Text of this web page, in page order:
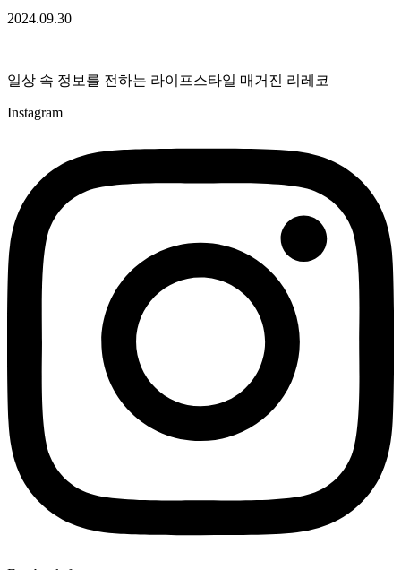
2024.09.30
일상 속 정보를 전하는 라이프스타일 매거진 리레코
Instagram